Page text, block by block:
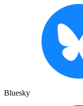
Bluesky